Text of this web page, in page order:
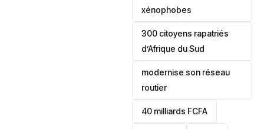
xénophobes
300 citoyens rapatriés
d’Afrique du Sud
modernise son réseau
routier
40 milliards FCFA